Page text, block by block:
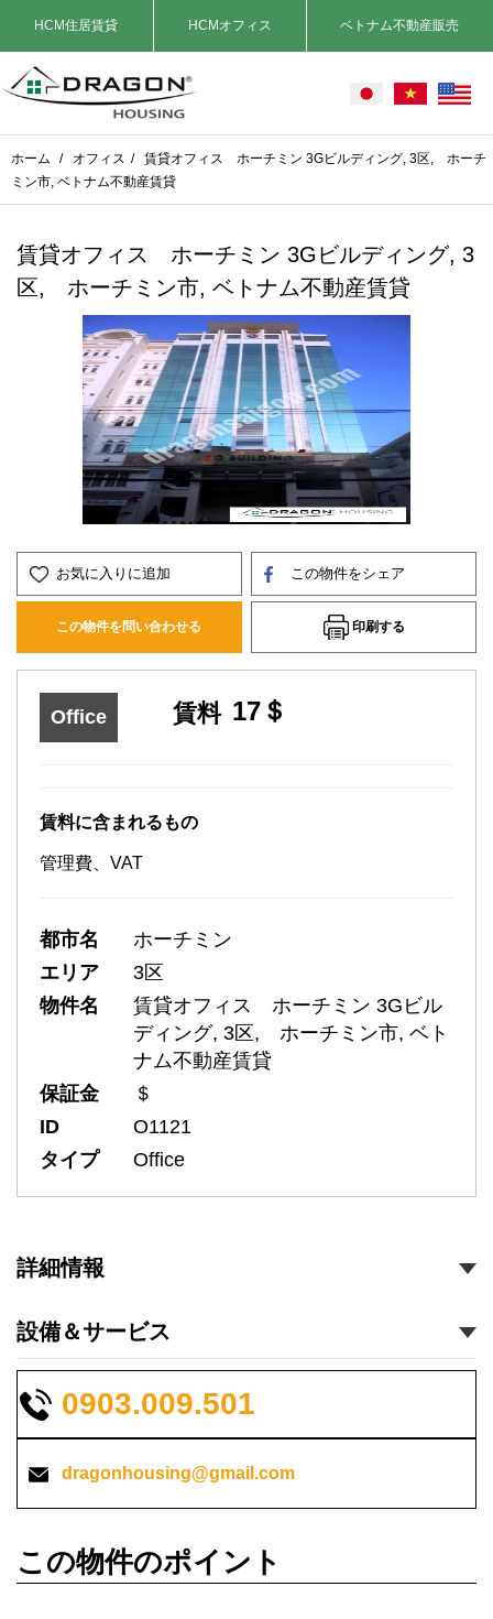
HCM住居賃貸 HCMオフィス ベトナム不動産販売
ホーム / オフィス /
賃貸オフィス ホーチミン 3Gビルディング, 3区, ホーチ
ミン市, ベトナム不動産賃貸
賃貸オフィス ホーチミン 3Gビルディング, 3
区, ホーチミン市, ベトナム不動産賃貸
お気に入りに追加 この物件をシェア
この物件を問い合わせる 印刷する
Office 賃料 17＄
賃料に含まれるもの
管理費、VAT
都市名
ホーチミン
エリア
3区
物件名
賃貸オフィス ホーチミン 3Gビル
ディング, 3区, ホーチミン市, ベト
ナム不動産賃貸
保証金
＄
ID
O1121
タイプ
Office
詳細情報
設備＆サービス
0903.009.501
dragonhousing@gmail.com
この物件のポイント